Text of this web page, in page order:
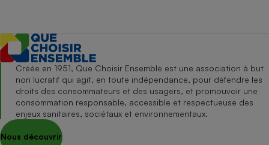
Créée en 1951, Que Choisir Ensemble est une association à but
non lucratif qui agit, en toute indépendance, pour défendre les
droits des consommateurs et des usagers, et promouvoir une
consommation responsable, accessible et respectueuse des
enjeux sanitaires, sociétaux et environnementaux.
Nous découvrir